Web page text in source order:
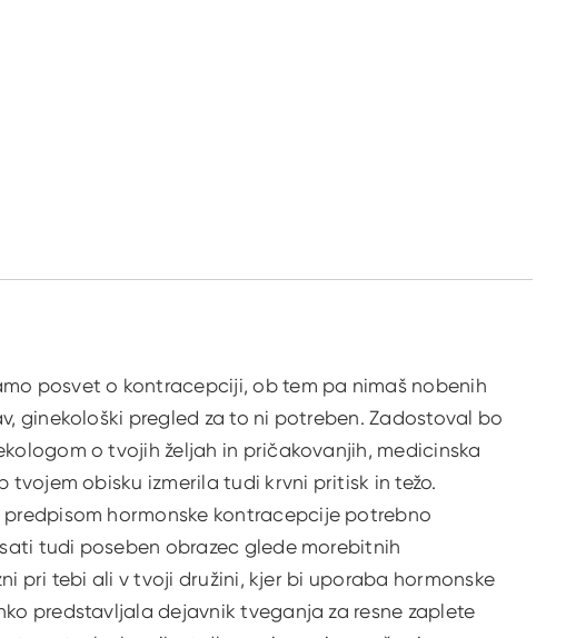
posvet o kontracepciji, ob tem pa nimaš nobenih
ginekološki pregled za to ni potreben. Zadostoval bo
o tvojih željah in pričakovanjih, medicinska
tvojem obisku izmerila tudi krvni pritisk in težo.
hormonske kontracepcije potrebno
tudi poseben obrazec glede morebitnih
pri tebi ali v tvoji družini, kjer bi uporaba hormonske
predstavljala dejavnik tveganja za resne zaplete